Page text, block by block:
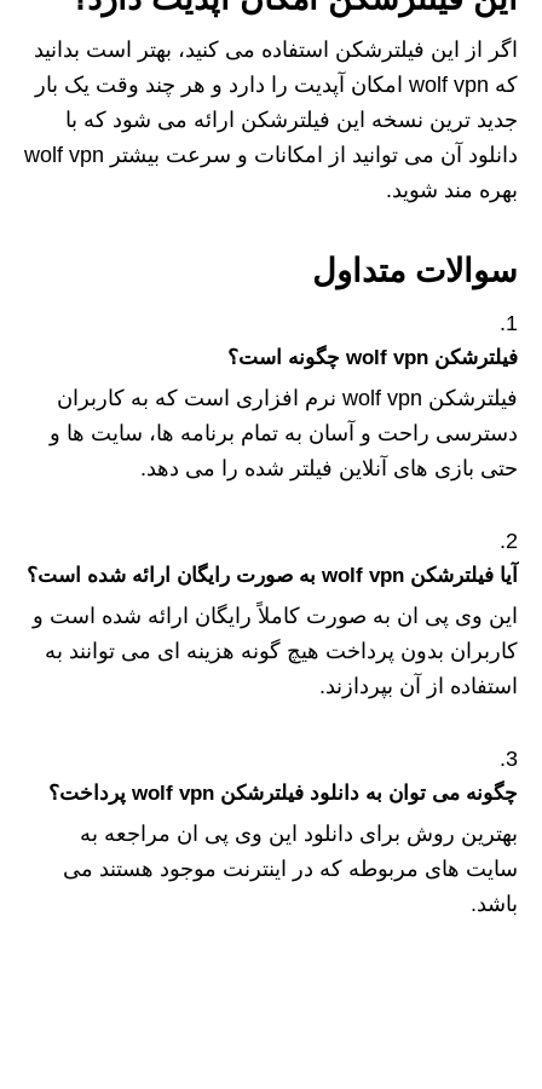
اگر از این فیلترشکن استفاده می‌ کنید، بهتر است بدانید
که wolf vpn امکان آپدیت را دارد و هر چند وقت یک بار
جدید ترین نسخه این فیلترشکن ارائه می‌ شود که با
دانلود آن می توانید از امکانات و سرعت بیشتر wolf vpn
بهره مند شوید.
سوالات متداول
فیلترشکن wolf vpn چگونه است؟
فیلترشکن wolf vpn نرم افزاری است که به کاربران
دسترسی راحت و آسان به تمام برنامه‌ ها، سایت ها و
حتی بازی های آنلاین فیلتر شده را می دهد.
آیا فیلترشکن wolf vpn به صورت رایگان ارائه شده است؟
این وی پی ان به صورت کاملاً رایگان ارائه شده است و
کاربران بدون پرداخت هیچ گونه هزینه ای می توانند به
استفاده از آن بپردازند.
چگونه می توان به دانلود فیلترشکن wolf vpn پرداخت؟
بهترین روش برای دانلود این وی پی ان مراجعه به
سایت های مربوطه که در اینترنت موجود هستند می
باشد.